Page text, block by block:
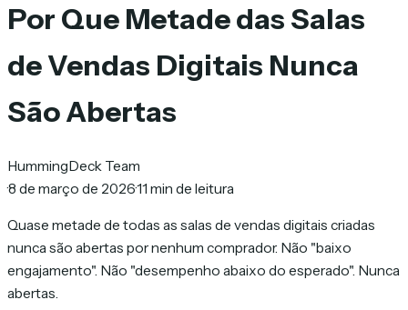
Por Que Metade das Salas
de Vendas Digitais Nunca
São Abertas
HummingDeck Team
·8 de março de 2026·11 min de leitura
Quase metade de todas as salas de vendas digitais criadas
nunca são abertas por nenhum comprador. Não "baixo
engajamento". Não "desempenho abaixo do esperado". Nunca
abertas.